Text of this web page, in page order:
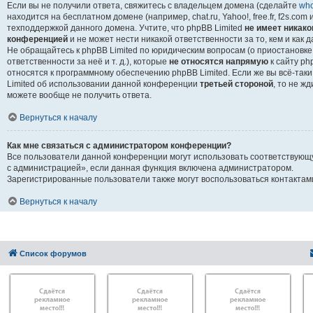
Если вы не получили ответа, свяжитесь с владельцем домена (сделайте
находится на бесплатном домене (например, chat.ru, Yahoo!, free.fr, f2s.com
техподдержкой данного домена. Учтите, что phpBB Limited не имеет
конференцией и не может нести никакой ответственности за то, кем и как
Не обращайтесь к phpBB Limited по юридическим вопросам (о
ответственности за неё и т. д.), которые не относятся напрямую к сайту
относятся к программному обеспечению phpBB Limited. Если же вы всё-
Limited об использовании данной конференции третьей стороной, то не
можете вообще не получить ответа.
Вернуться к началу
Как мне связаться с администратором конференции?
Все пользователи данной конференции могут использовать
с администрацией», если данная функция включена администратором.
Зарегистрированные пользователи также могут воспользоваться
Вернуться к началу
Список форумов